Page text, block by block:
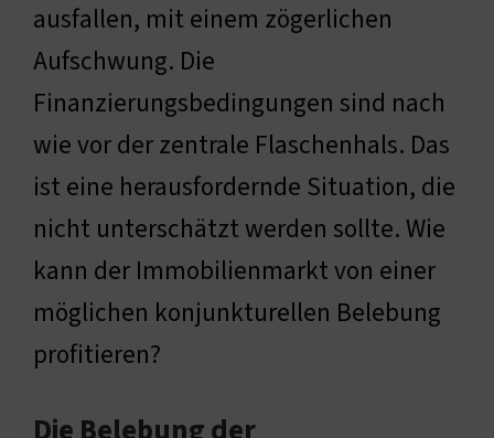
ausfallen, mit einem zögerlichen
Aufschwung. Die
Finanzierungsbedingungen sind nach
wie vor der zentrale Flaschenhals. Das
ist eine herausfordernde Situation, die
nicht unterschätzt werden sollte. Wie
kann der Immobilienmarkt von einer
möglichen konjunkturellen Belebung
profitieren?